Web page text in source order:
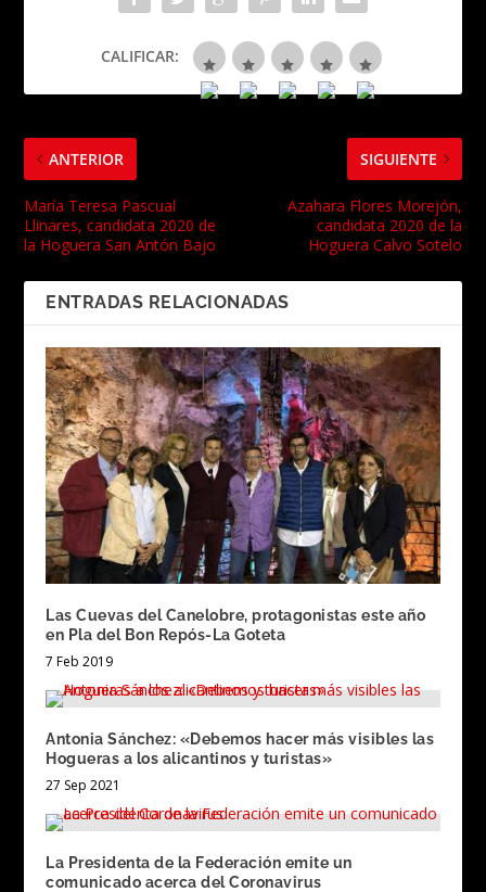
CALIFICAR:
ANTERIOR
María Teresa Pascual
Llinares, candidata 2020 de
la Hoguera San Antón Bajo
SIGUIENTE
Azahara Flores Morejón,
candidata 2020 de la
Hoguera Calvo Sotelo
ENTRADAS RELACIONADAS
Las Cuevas del Canelobre, protagonistas este año
en Pla del Bon Repós-La Goteta
7 Feb 2019
Antonia Sánchez: «Debemos hacer más visibles las
Hogueras a los alicantinos y turistas»
27 Sep 2021
La Presidenta de la Federación emite un
comunicado acerca del Coronavirus